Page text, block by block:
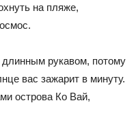
на пляже,
рукавом, потому
вас зажарит в минуту.
острова Ко Вай,